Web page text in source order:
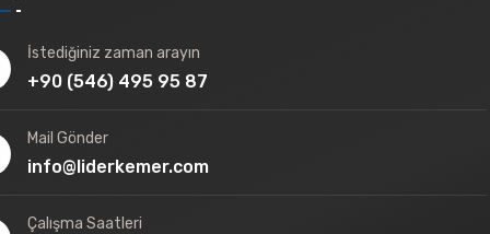
İstediğiniz zaman arayın
+90 (546) 495 95 87
Mail Gönder
info@liderkemer.com
Çalışma Saatleri